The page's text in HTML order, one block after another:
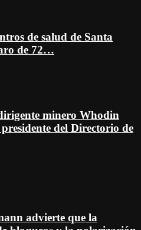
de salud de Santa
de 72…
minero Whodin
del Directorio de
advierte que la